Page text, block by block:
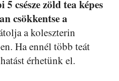
5 csésze zöld tea képes
csökkentse a
a koleszterin
Ha ennél több teát
érhetünk el.